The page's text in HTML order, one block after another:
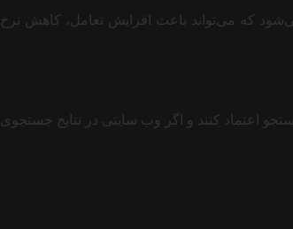
که می‌تواند باعث افزایش تعامل، کاهش نرخ
اعتماد کنند و اگر وب سایتی در نتایج جستجوی